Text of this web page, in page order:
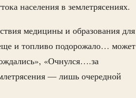
населения в землетрясениях.
медицины и образования для
и топливо подорожало… может
«Очнулся….за
— лишь очередной